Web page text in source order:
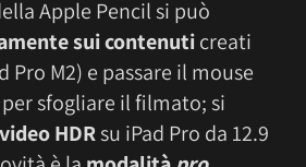
Apple Pencil si può
sui contenuticreati
Pro M2) e passare il mouse
sfogliare il filmato; si
HDRsu iPad Pro da 12.9